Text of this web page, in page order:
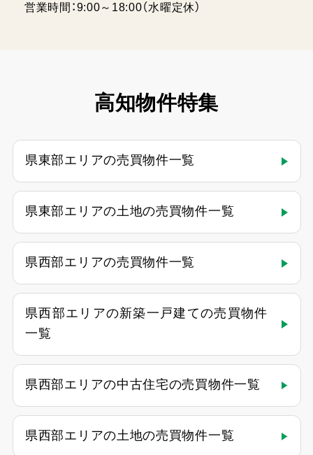
営業時間：9:00～18:00（水曜定休）
高知物件特集
県東部エリアの売買物件一覧
県東部エリアの土地の売買物件一覧
県西部エリアの売買物件一覧
県西部エリアの新築一戸建ての売買物件
一覧
県西部エリアの中古住宅の売買物件一覧
県西部エリアの土地の売買物件一覧